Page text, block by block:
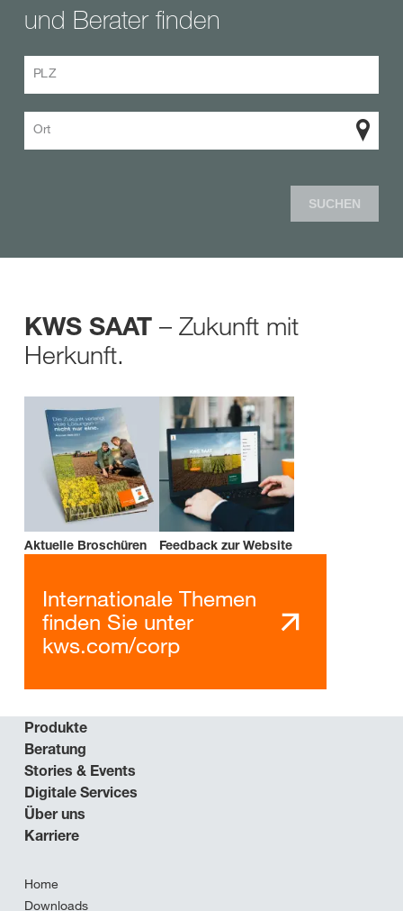
und Berater finden
PLZ
Ort
SUCHEN
KWS SAAT – Zukunft mit
Herkunft.
Aktuelle Broschüren Feedback zur Website
Internationale Themen
finden Sie unter
kws.com/corp
Produkte
Beratung
Stories & Events
Digitale Services
Über uns
Karriere
Home
Downloads